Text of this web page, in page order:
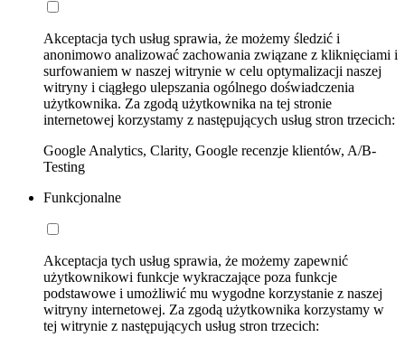
Akceptacja tych usług sprawia, że możemy śledzić i
anonimowo analizować zachowania związane z kliknięciami i
surfowaniem w naszej witrynie w celu optymalizacji naszej
witryny i ciągłego ulepszania ogólnego doświadczenia
użytkownika. Za zgodą użytkownika na tej stronie
internetowej korzystamy z następujących usług stron trzecich:
Google Analytics, Clarity, Google recenzje klientów, A/B-
Testing
Funkcjonalne
Akceptacja tych usług sprawia, że możemy zapewnić
użytkownikowi funkcje wykraczające poza funkcje
podstawowe i umożliwić mu wygodne korzystanie z naszej
witryny internetowej. Za zgodą użytkownika korzystamy w
tej witrynie z następujących usług stron trzecich: